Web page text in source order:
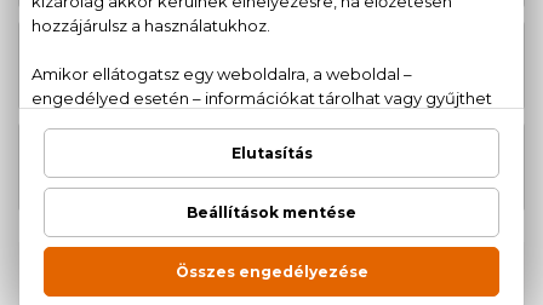
Toilette
La Petite Robe Noire Eau De
Parfum Intense
-tól
100% eredeti termékek, 14 napos visszaküldési
garanciával